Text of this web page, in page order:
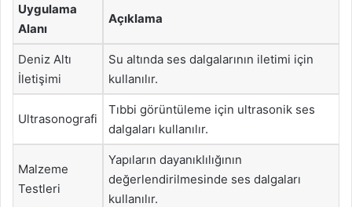
Uygulama
Alanı
Açıklama
Deniz Altı
İletişimi
Su altında ses dalgalarının iletimi için
kullanılır.
Ultrasonografi
Tıbbi görüntüleme için ultrasonik ses
dalgaları kullanılır.
Malzeme
Testleri
Yapıların dayanıklılığının
değerlendirilmesinde ses dalgaları
kullanılır.